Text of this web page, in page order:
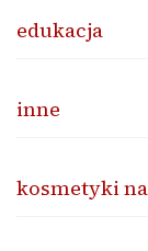
edukacja
inne
kosmetyki